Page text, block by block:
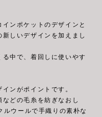
ンポケットのデザインと
しいデザインを加えまし
中で、着回しに使いやす
ンがポイントです。
どの毛糸を紡ぎなおし
ウールで手織りの素朴な